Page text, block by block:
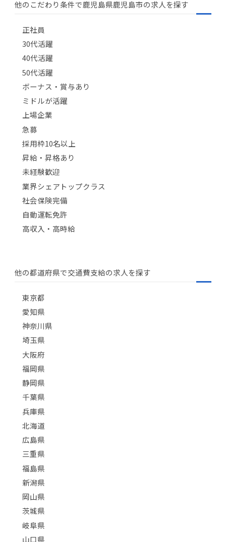
他のこだわり条件で鹿児島県鹿児島市の求人を探す
正社員
30代活躍
40代活躍
50代活躍
ボーナス・賞与あり
ミドルが活躍
上場企業
急募
採用枠10名以上
昇給・昇格あり
未経験歓迎
業界シェアトップクラス
社会保険完備
自動運転免許
高収入・高時給
他の都道府県で交通費支給の求人を探す
東京都
愛知県
神奈川県
埼玉県
大阪府
福岡県
静岡県
千葉県
兵庫県
北海道
広島県
三重県
福島県
新潟県
岡山県
茨城県
岐阜県
山口県